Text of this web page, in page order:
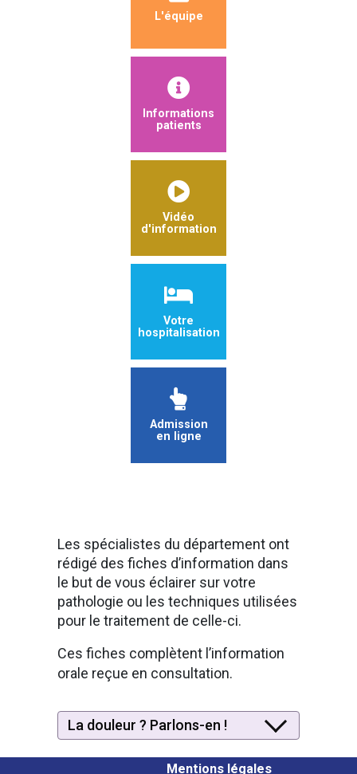
L'équipe
Informations
patients
Vidéo
d'information
Votre
hospitalisation
Admission
en ligne
Les spécialistes du département ont
rédigé des fiches d’information dans
le but de vous éclairer sur votre
pathologie ou les techniques utilisées
pour le traitement de celle-ci.
Ces fiches complètent l’information
orale reçue en consultation.
La douleur ? Parlons-en !
Mentions légales